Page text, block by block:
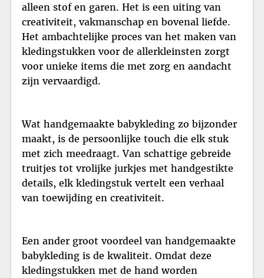
alleen stof en garen. Het is een uiting van
creativiteit, vakmanschap en bovenal liefde.
Het ambachtelijke proces van het maken van
kledingstukken voor de allerkleinsten zorgt
voor unieke items die met zorg en aandacht
zijn vervaardigd.
Wat handgemaakte babykleding zo bijzonder
maakt, is de persoonlijke touch die elk stuk
met zich meedraagt. Van schattige gebreide
truitjes tot vrolijke jurkjes met handgestikte
details, elk kledingstuk vertelt een verhaal
van toewijding en creativiteit.
Een ander groot voordeel van handgemaakte
babykleding is de kwaliteit. Omdat deze
kledingstukken met de hand worden